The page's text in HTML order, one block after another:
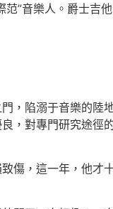
”音樂人。爵士吉
，陷溺于音樂的陸
，對專門研究途徑
傷，這一年，他才